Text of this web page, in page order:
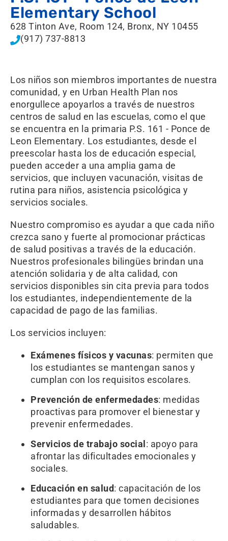
Elementary School
628 Tinton Ave, Room 124, Bronx, NY 10455
(917) 737-8813
Los niños son miembros importantes de nuestra
comunidad, y en Urban Health Plan nos
enorgullece apoyarlos a través de nuestros
centros de salud en las escuelas, como el que
se encuentra en la primaria P.S. 161 - Ponce de
Leon Elementary. Los estudiantes, desde el
preescolar hasta los de educación especial,
pueden acceder a una amplia gama de
servicios, que incluyen vacunación, visitas de
rutina para niños, asistencia psicológica y
servicios sociales.
Nuestro compromiso es ayudar a que cada niño
crezca sano y fuerte al promocionar prácticas
de salud positivas a través de la educación.
Nuestros profesionales bilingües brindan una
atención solidaria y de alta calidad, con
servicios disponibles sin cita previa para todos
los estudiantes, independientemente de la
capacidad de pago de las familias.
Los servicios incluyen:
Exámenes físicos y vacunas: permiten que
los estudiantes se mantengan sanos y
cumplan con los requisitos escolares.
Prevención de enfermedades: medidas
proactivas para promover el bienestar y
prevenir enfermedades.
Servicios de trabajo social : apoyo para
afrontar las dificultades emocionales y
sociales.
Educación en salud: capacitación de los
estudiantes para que tomen decisiones
informadas y desarrollen hábitos
saludables.